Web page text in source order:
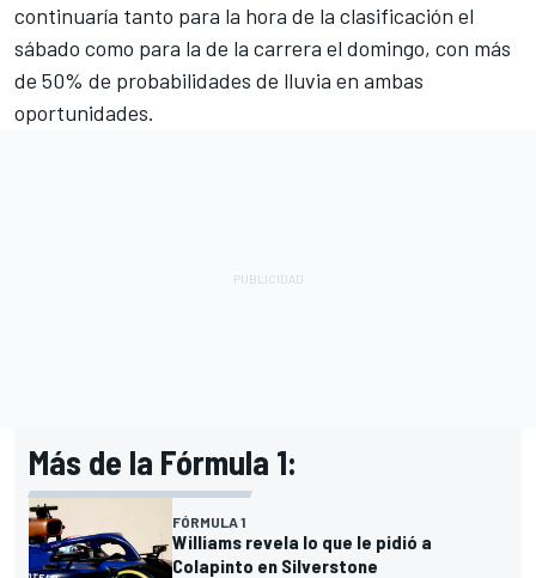
continuaría tanto para la hora de la clasificación el
sábado como para la de la carrera el domingo, con más
de 50% de probabilidades de lluvia en ambas
oportunidades.
Más de la Fórmula 1:
FÓRMULA 1
Williams revela lo que le pidió a
Colapinto en Silverstone